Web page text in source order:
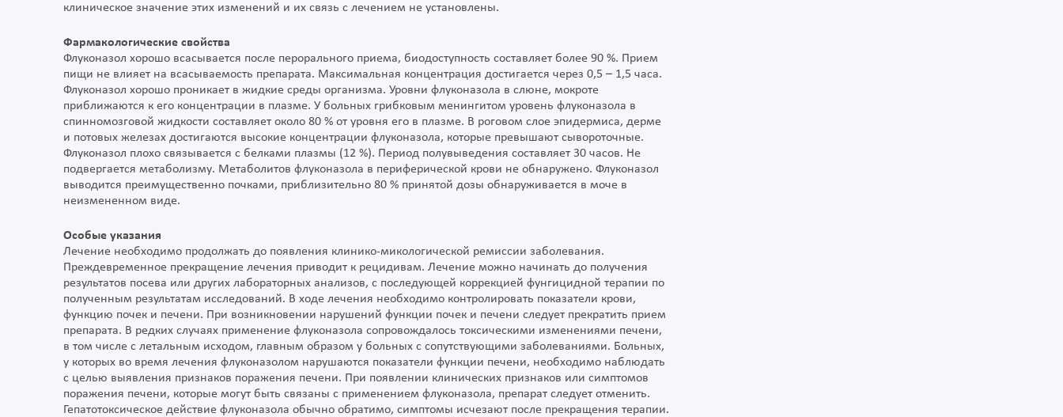
клиническое значение этих изменений и их связь с лечением не установлены.
Фармакологические свойства
Флуконазол хорошо всасывается после перорального приема, биодоступность составляет более 90 %. Прием
пищи не влияет на всасываемость препарата. Максимальная концентрация достигается через 0,5 – 1,5 часа.
Флуконазол хорошо проникает в жидкие среды организма. Уровни флуконазола в слюне, мокроте
приближаются к его концентрации в плазме. У больных грибковым менингитом уровень флуконазола в
спинномозговой жидкости составляет около 80 % от уровня его в плазме. В роговом слое эпидермиса, дерме
и потовых железах достигаются высокие концентрации флуконазола, которые превышают сывороточные.
Флуконазол плохо связывается с белками плазмы (12 %). Период полувыведения составляет 30 часов. Не
подвергается метаболизму. Метаболитов флуконазола в периферической крови не обнаружено. Флуконазол
выводится преимущественно почками, приблизительно 80 % принятой дозы обнаруживается в моче в
неизмененном виде.
Особые указания
Лечение необходимо продолжать до появления клинико-микологической ремиссии заболевания.
Преждевременное прекращение лечения приводит к рецидивам. Лечение можно начинать до получения
результатов посева или других лабораторных анализов, с последующей коррекцией фунгицидной терапии по
полученным результатам исследований. В ходе лечения необходимо контролировать показатели крови,
функцию почек и печени. При возникновении нарушений функции почек и печени следует прекратить прием
препарата. В редких случаях применение флуконазола сопровождалось токсическими изменениями печени,
в том числе с летальным исходом, главным образом у больных с сопутствующими заболеваниями. Больных,
у которых во время лечения флуконазолом нарушаются показатели функции печени, необходимо наблюдать
с целью выявления признаков поражения печени. При появлении клинических признаков или симптомов
поражения печени, которые могут быть связаны с применением флуконазола, препарат следует отменить.
Гепатотоксическое действие флуконазола обычно обратимо, симптомы исчезают после прекращения терапии.